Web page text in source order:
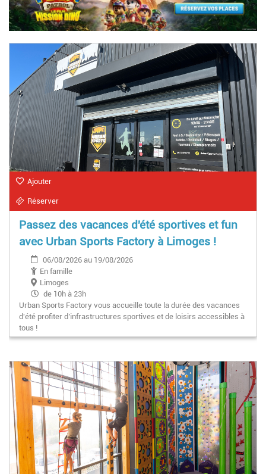
Ajouter
Réserver
Passez des vacances d'été sportives et fun
avec Urban Sports Factory à Limoges !
06/08/2026 au 19/08/2026
En famille
Limoges
de 10h à 23h
Urban Sports Factory vous accueille toute la durée des vacances
d'été profiter d’infrastructures sportives et de loisirs accessibles à
tous !